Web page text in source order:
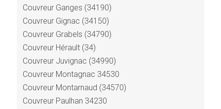
Couvreur Ganges (34190)
Couvreur Gignac (34150)
Couvreur Grabels (34790)
Couvreur Hérault (34)
Couvreur Juvignac (34990)
Couvreur Montagnac 34530
Couvreur Montarnaud (34570)
Couvreur Paulhan 34230